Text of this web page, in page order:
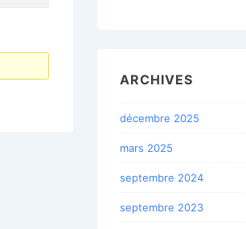
ARCHIVES
décembre 2025
mars 2025
septembre 2024
septembre 2023